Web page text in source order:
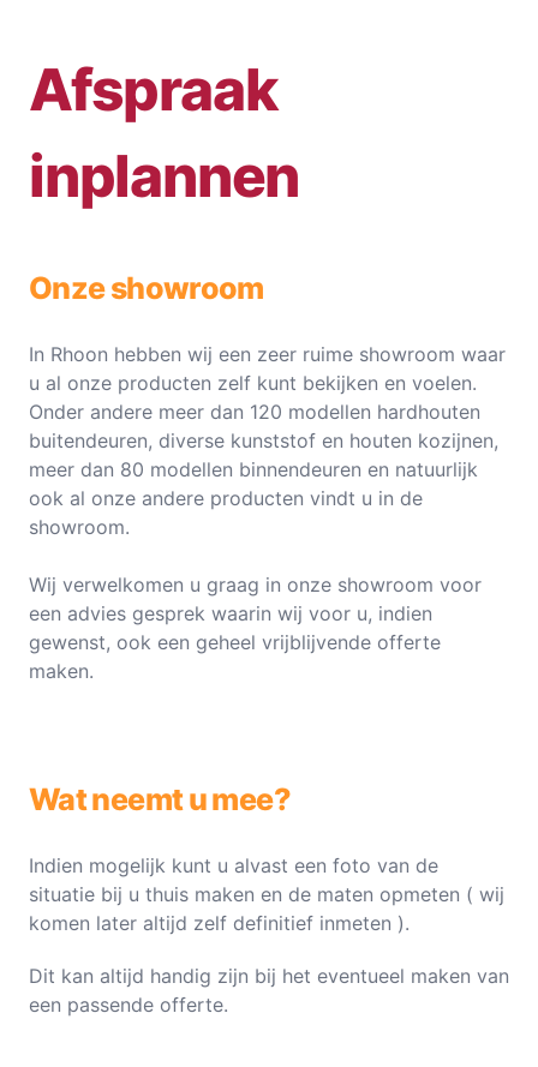
Afspraak
inplannen
Onze showroom
In Rhoon hebben wij een zeer ruime showroom waar
u al onze producten zelf kunt bekijken en voelen.
Onder andere meer dan 120 modellen hardhouten
buitendeuren, diverse kunststof en houten kozijnen,
meer dan 80 modellen binnendeuren en natuurlijk
ook al onze andere producten vindt u in de
showroom.
Wij verwelkomen u graag in onze showroom voor
een advies gesprek waarin wij voor u, indien
gewenst, ook een geheel vrijblijvende offerte
maken.
Wat neemt u mee?
Indien mogelijk kunt u alvast een foto van de
situatie bij u thuis maken en de maten opmeten ( wij
komen later altijd zelf definitief inmeten ).
Dit kan altijd handig zijn bij het eventueel maken van
een passende offerte.